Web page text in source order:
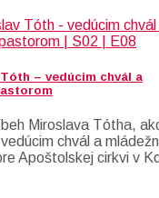
– vedúcim chvál a
Miroslava Tótha,
chvál a
Apoštolskej cirkvi v